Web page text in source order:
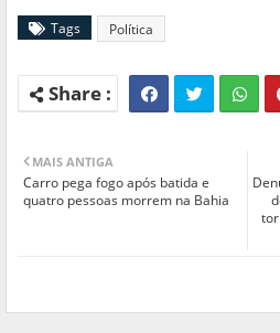
Tags Política
MAIS ANTIGA
Carro pega fogo após batida e
quatro pessoas morrem na Bahia